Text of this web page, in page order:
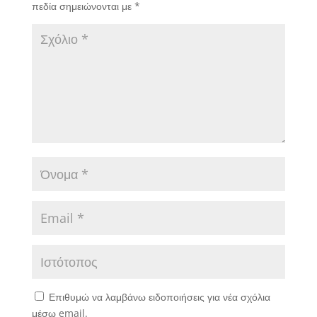
πεδία σημειώνονται με *
Επιθυμώ να λαμβάνω ειδοποιήσεις για νέα σχόλια
μέσω email.